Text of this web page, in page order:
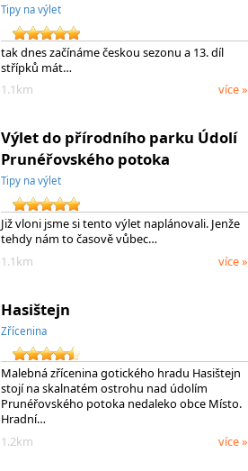
Tipy na výlet
tak dnes začínáme českou sezonu a 13. díl
střípků mát…
1.1km
více »
Výlet do přírodního parku Údolí
Prunéřovského potoka
Tipy na výlet
Již vloni jsme si tento výlet naplánovali. Jenže
tehdy nám to časově vůbec…
1.1km
více »
Hasištejn
Zřícenina
Malebná zřícenina gotického hradu Hasištejn
stojí na skalnatém ostrohu nad údolím
Prunéřovského potoka nedaleko obce Místo.
Hradní…
1.2km
více »